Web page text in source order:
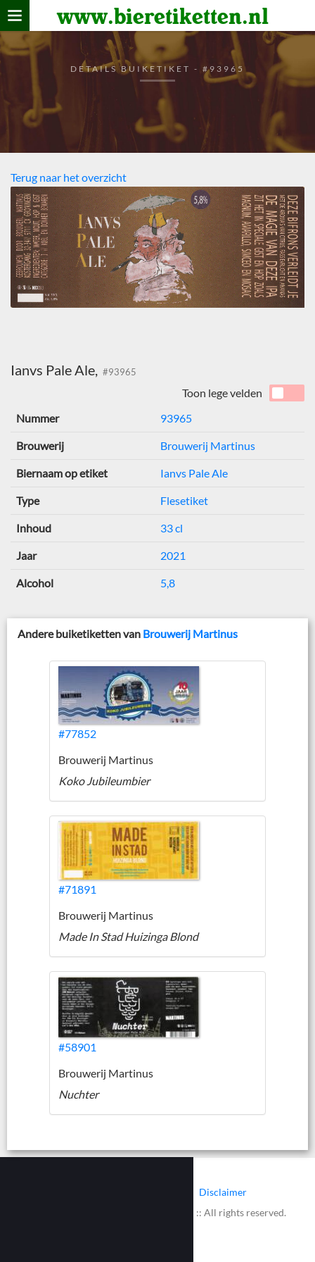
www.bieretiketten.nl
Home
verzamelen
De bierkaart
Bezoekers
DETAILS BUIKETIKET - #93965
Terug naar het overzicht
Ianvs Pale Ale, #93965
Toon lege velden
Nummer
93965
Brouwerij Brouwerij Martinus
Biernaam op etiket Ianvs Pale Ale
Type Flesetiket
Inhoud 33 cl
Jaar 2021
Alcohol 5,8
Andere buiketiketten van Brouwerij Martinus
#77852
Brouwerij Martinus
Koko Jubileumbier
#71891
Brouwerij Martinus
Made In Stad Huizinga Blond
#58901
Brouwerij Martinus
Nuchter
Disclaimer
© 2002 - 2026 :: www.bieretiketten.nl :: All rights reserved.